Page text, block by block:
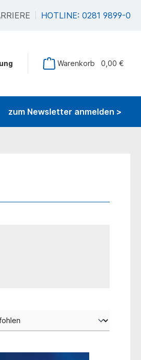
HOTLINE: 0281 9899-0
Warenkorb 0,00 €
zum Newsletter anmelden >